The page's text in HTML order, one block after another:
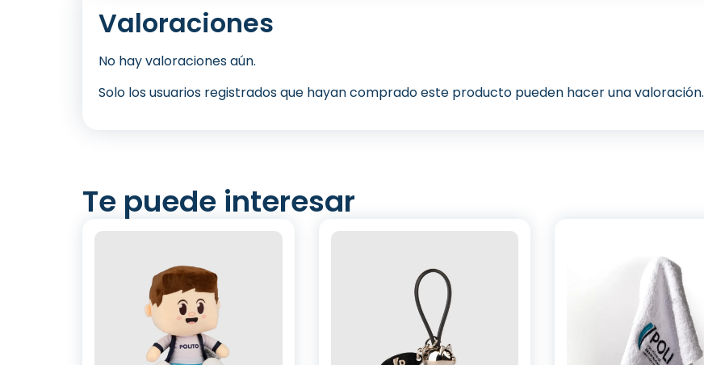
Valoraciones
No hay valoraciones aún.
Solo los usuarios registrados que hayan comprado este producto pueden hacer una valoración.
Te puede interesar